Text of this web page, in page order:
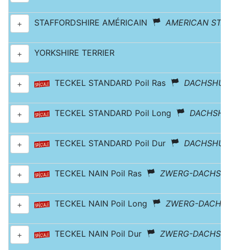
+ STAFFORDSHIRE AMÉRICAIN AMERICAN
+ YORKSHIRE TERRIER
+ TECKEL STANDARD Poil Ras
+ TECKEL STANDARD Poil Long
+ TECKEL STANDARD Poil Dur
+ TECKEL NAIN Poil Ras ZWERG-
+ TECKEL NAIN Poil Long ZWERG-
+ TECKEL NAIN Poil Dur ZWERG-